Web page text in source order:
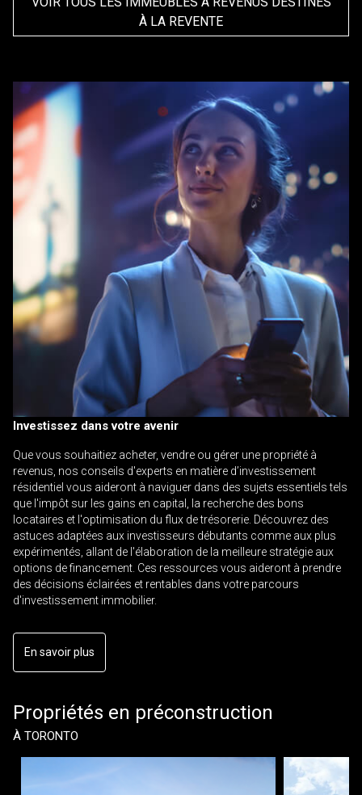
À LA REVENTE
Investissez dans votre avenir
Que vous souhaitiez acheter, vendre ou gérer une propriété à
revenus, nos conseils d'experts en matière d’investissement
résidentiel vous aideront à naviguer dans des sujets essentiels tels
que l'impôt sur les gains en capital, la recherche des bons
locataires et l'optimisation du flux de trésorerie. Découvrez des
astuces adaptées aux investisseurs débutants comme aux plus
expérimentés, allant de l'élaboration de la meilleure stratégie aux
options de financement. Ces ressources vous aideront à prendre
des décisions éclairées et rentables dans votre parcours
d'investissement immobilier.
En savoir plus
Propriétés en préconstruction
À TORONTO